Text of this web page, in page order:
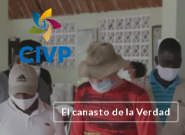
Skip
main
content
El canasto de la Verdad